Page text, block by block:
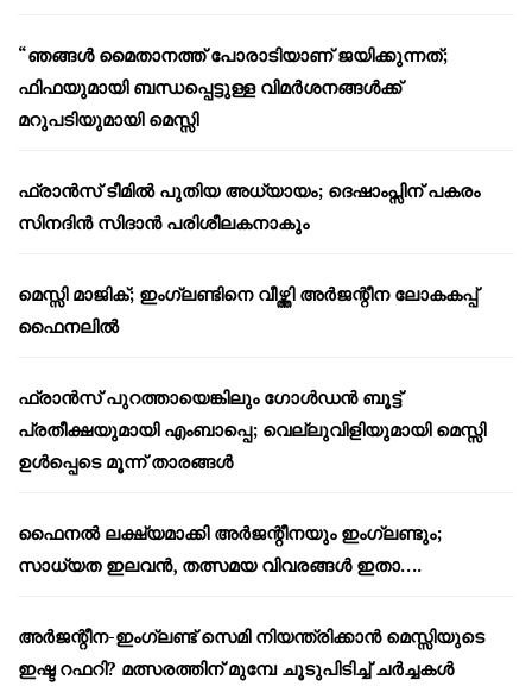
“ഞങ്ങൾ മൈതാനത്ത് പോരാടിയാണ് ജയിക്കുന്നത്;
ഫിഫയുമായി ബന്ധപ്പെട്ടുള്ള വിമർശനങ്ങൾക്ക്
മറുപടിയുമായി മെസ്സി
ഫ്രാൻസ് ടീമിൽ പുതിയ അധ്യായം; ദെഷാംപ്സിന് പകരം
സിനദിൻ സിദാൻ പരിശീലകനാകും
മെസ്സി മാജിക്; ഇംഗ്ലണ്ടിനെ വീഴ്ത്തി അർജന്റീന ലോകകപ്പ്
ഫൈനലിൽ
ഫ്രാൻസ് പുറത്തായെങ്കിലും ഗോൾഡൻ ബൂട്ട്
പ്രതീക്ഷയുമായി എംബാപ്പെ; വെല്ലുവിളിയുമായി മെസ്സി
ഉൾപ്പെടെ മൂന്ന് താരങ്ങൾ
ഫൈനൽ ലക്ഷ്യമാക്കി അർജന്റീനയും ഇംഗ്ലണ്ടും;
സാധ്യത ഇലവൻ, തത്സമയ വിവരങ്ങൾ ഇതാ….
അർജന്റീന-ഇംഗ്ലണ്ട് സെമി നിയന്ത്രിക്കാൻ മെസ്സിയുടെ
ഇഷ്ട റഫറി? മത്സരത്തിന് മുമ്പേ ചൂടുപിടിച്ച് ചർച്ചകൾ